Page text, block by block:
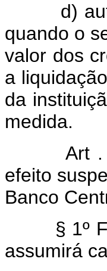
d)
quando o
valor dos
a
da
medida.
Art .
efeito
Banco
§ 1º
assumirá